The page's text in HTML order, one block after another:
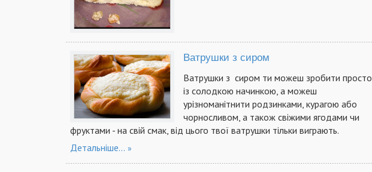
Ватрушки з сиром
Ватрушки з сиром ти можеш зробити просто
із солодкою начинкою, а можеш
урізноманітнити родзинками, курагою або
чорносливом, а також свіжими ягодами чи
фруктами - на свій смак, від цього твої ватрушки тільки виграють.
Детальніше...